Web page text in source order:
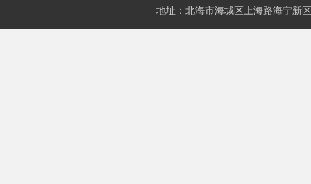
地址：北海市海城区上海路海宁新